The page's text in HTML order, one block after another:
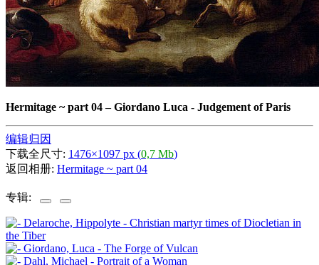
Hermitage ~ part 04–Giordano Luca - Judgement of Paris
编辑归因
下载全尺寸: 1476×1097 px (0,7 Mb)
返回相册: Hermitage ~ part 04
专辑: